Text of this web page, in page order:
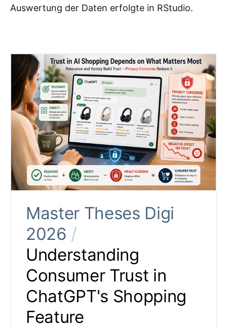
Auswertung der Daten erfolgte in RStudio.
Master Theses Digi
2026 /
Understanding
Consumer Trust in
ChatGPT's Shopping
Feature